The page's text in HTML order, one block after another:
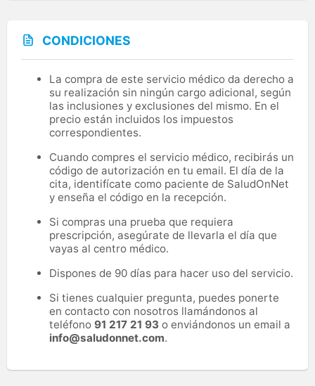
CONDICIONES
La compra de este servicio médico da derecho a
su realización sin ningún cargo adicional, según
las inclusiones y exclusiones del mismo. En el
precio están incluidos los impuestos
correspondientes.
Cuando compres el servicio médico, recibirás un
código de autorización en tu email. El día de la
cita, identifícate como paciente de SaludOnNet
y enseña el código en la recepción.
Si compras una prueba que requiera
prescripción, asegúrate de llevarla el día que
vayas al centro médico.
Dispones de 90 días para hacer uso del servicio.
Si tienes cualquier pregunta, puedes ponerte
en contacto con nosotros llamándonos al
teléfono 91 217 21 93 o enviándonos un email a
info@saludonnet.com.